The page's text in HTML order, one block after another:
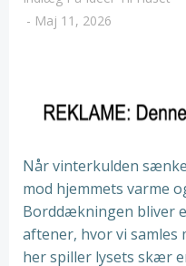
- Maj 11, 2026
Når vinterkulden
mod hjemmets varme
Borddækningen bliver
aftener, hvor vi samles
her spiller lysets skær